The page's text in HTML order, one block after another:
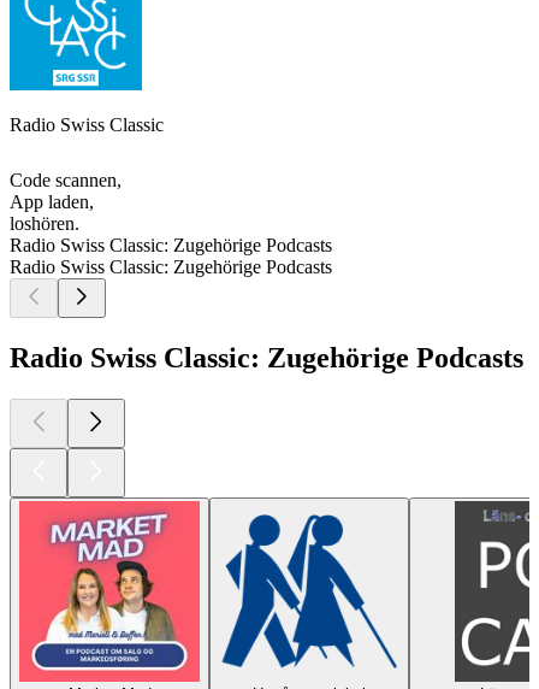
Radio Swiss Classic
Code scannen,
App laden,
loshören.
Radio Swiss Classic: Zugehörige Podcasts
Radio Swiss Classic: Zugehörige Podcasts
Radio Swiss Classic: Zugehörige Podcasts